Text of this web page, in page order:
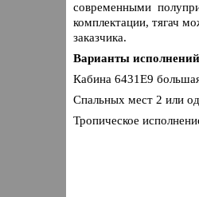
современными
комплектации, тягач
заказчика.
Варианты исполнений
Кабина 6431E9
Спальных мест 2 или
Тропическое